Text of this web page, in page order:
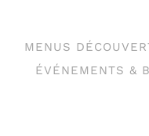
MENUS
ÉVÉNEMENTS &